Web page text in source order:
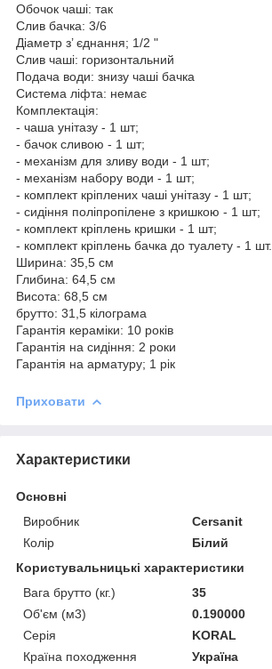
Обочок чаші: так
Слив бачка: 3/6
Діаметр з’ єднання; 1/2 "
Слив чаші: горизонтальний
Подача води: знизу чаші бачка
Система ліфта: немає
Комплектація:
- чаша унітазу - 1 шт;
- бачок сливою - 1 шт;
- механізм для зливу води - 1 шт;
- механізм набору води - 1 шт;
- комплект кріплених чаші унітазу - 1 шт;
- сидіння поліпропілене з кришкою - 1 шт;
- комплект кріплень кришки - 1 шт;
- комплект кріплень бачка до туалету - 1 шт.
Ширина: 35,5 см
Глибина: 64,5 см
Висота: 68,5 см
брутто: 31,5 кілограма
Гарантія кераміки: 10 років
Гарантія на сидіння: 2 роки
Гарантія на арматуру; 1 рік
Приховати
Характеристики
Основні
Виробник
Cersanit
Колір
Білий
Користувальницькі характеристики
Вага брутто (кг.)
35
Об'єм (м3)
0.190000
Серія
KORAL
Країна походження
Україна